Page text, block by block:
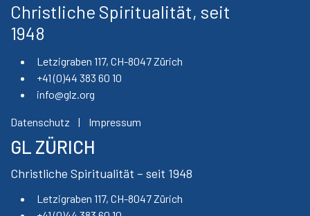
Christliche Spiritualität, seit
1948
Letzigraben 117, CH-8047 Zürich
+41 (0)44 383 60 10
info@glz.org
Datenschutz | Impressum
GL ZÜRICH
Christliche Spiritualität – seit 1948
Letzigraben 117, CH-8047 Zürich